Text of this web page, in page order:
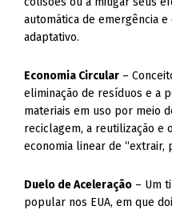
automática de emergência
adaptativo.
Economia Circular –
eliminação de resíduos e a
materiais em uso por meio
reciclagem, a reutilização e
economia linear de “extrair,
Duelo de Aceleração – Um
popular nos EUA, em que